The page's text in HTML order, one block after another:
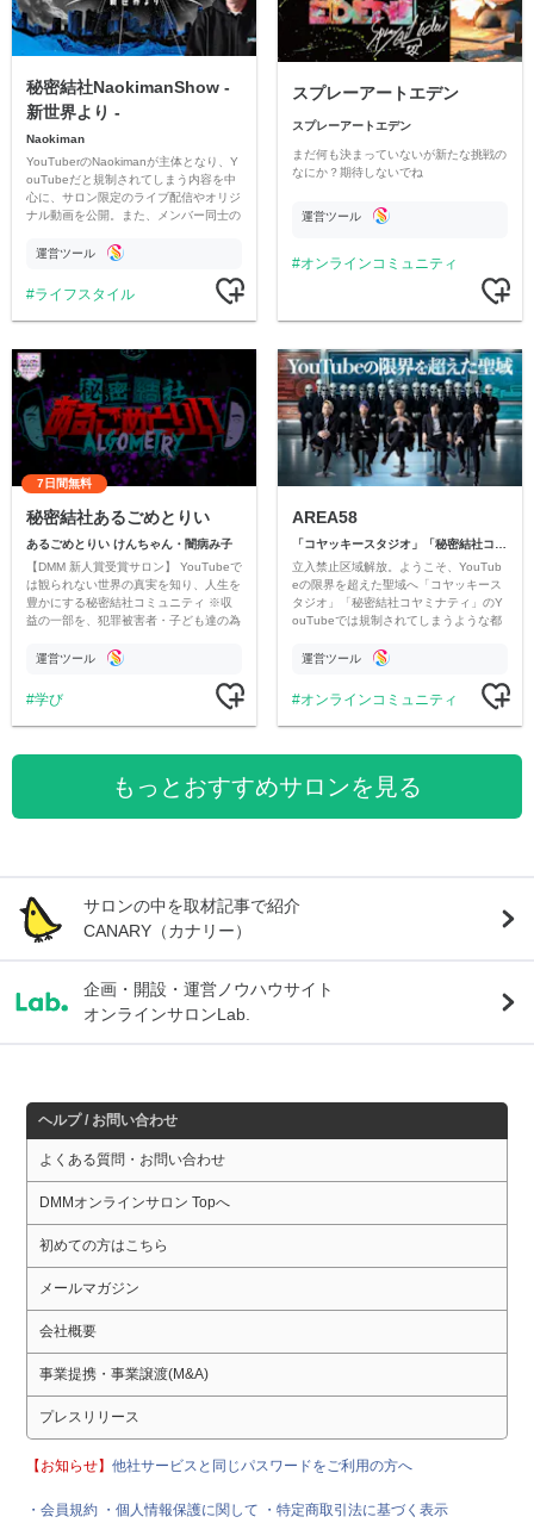
秘密結社NaokimanShow -
新世界より -
Naokiman
YouTuberのNaokimanが主体となり、Y
ouTubeだと規制されてしまう内容を中
心に、サロン限定のライブ配信やオリジ
ナル動画を公開。また、メンバー同士の
ただいています。
運営ツール
ライフスタイル
スプレーアートエデン
スプレーアートエデン
まだ何も決まっていないが新たな挑戦の
なにか？期待しないでね
運営ツール
オンラインコミュニティ
7日間無料
秘密結社あるごめとりい
あるごめとりい けんちゃん・闇病み子
【DMM 新人賞受賞サロン】 YouTubeで
は観られない世界の真実を知り、人生を
豊かにする秘密結社コミュニティ ※収
益の一部を、犯罪被害者・子ども達の為
す運営ツール
学び
AREA58
立入禁止区域解放。ようこそ、YouTub
eの限界を超えた聖域へ「コヤッキース
タジオ」「秘密結社コヤミナティ」のY
ouTubeでは規制されてしまうような都
公開。
運営ツール
オンラインコミュニティ
もっとおすすめサロンを見る
サロンの中を取材記事で紹介
CANARY（カナリー）
企画・開設・運営ノウハウサイト
オンラインサロンLab.
ヘルプ / お問い合わせ
よくある質問・お問い合わせ
DMMオンラインサロン Topへ
初めての方はこちら
メールマガジン
会社概要
事業提携・事業譲渡(M&A)
プレスリリース
【お知らせ】他社サービスと同じパスワードをご利用の方へ
・会員規約 ・個人情報保護に関して ・特定商取引法に基づく表示